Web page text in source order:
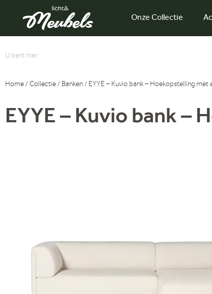
Onze Collectie
U bent hier:
Home / Collectie / Banken / EYYE – Kuvio bank – Hoekopstelling met
EYYE – Kuvio bank